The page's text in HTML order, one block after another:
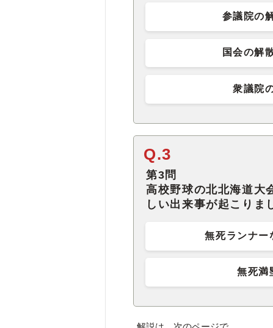
参議院の
国会の解
衆議院
Q.3
第3問
高校野球の北北海道大
しい出来事が起こりま
無死ランナー
無死満